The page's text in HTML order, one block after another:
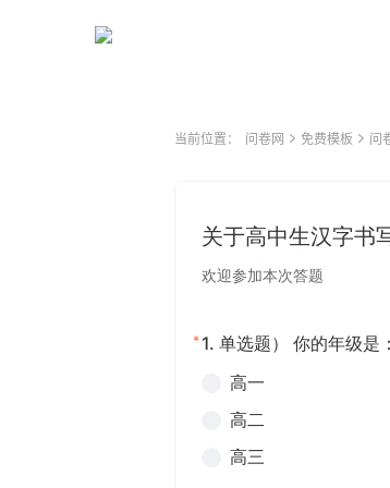
当前位置： 问卷网 免费模板 问